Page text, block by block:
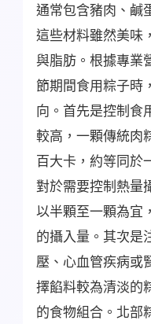
通常包含豬肉、鹹
這些材料雖然美味
與脂肪。根據專業
節期間食用粽子時
向。首先是控制食
較高，一顆傳統肉
百大卡，約等同於
對於需要控制熱量
以半顆至一顆為宜
的攝入量。其次是
壓、心血管疾病或
擇餡料較為清淡的
的食物組合。北部